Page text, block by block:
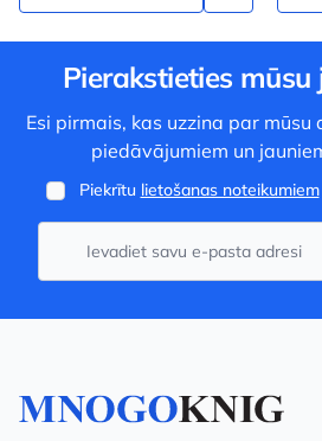
Pierakstieties mūsu
Esi pirmais, kas uzzina par
piedāvājumiem un
Piekrītu lietošanas noteikumiem